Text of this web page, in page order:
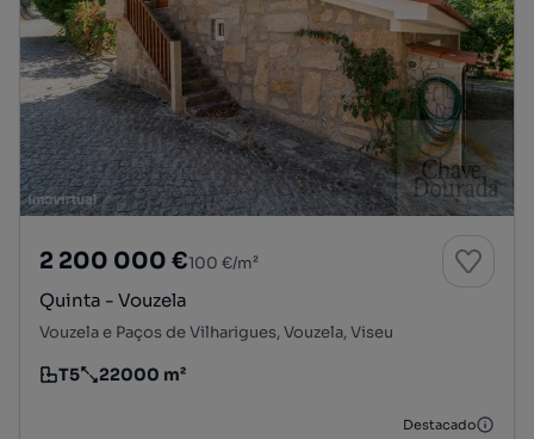
2 200 000 €100 €/m²
Quinta - Vouzela
Vouzela e Paços de Vilharigues, Vouzela, Viseu
Tipologia
T5
Preço por metro quadrado
22000 m²
Destacado